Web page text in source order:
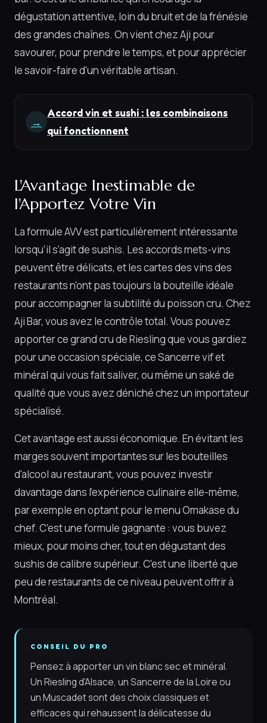
dégustation attentive, loin du bruit et de la frénésie
des grandes chaînes. On vient chez Aji pour
savourer, pour prendre le temps, et pour apprécier
le savoir-faire d'un véritable artisan.
→
Accord vin et sushi : les combinaisons
qui fonctionnent
L'Avantage Inestimable de
l'Apportez Votre Vin
La formule AVV est particulièrement intéressante
lorsqu'il s'agit de sushis. Les accords mets-vins
peuvent être délicats, et les cartes des vins des
restaurants n'ont pas toujours la bouteille idéale
pour accompagner la subtilité du poisson cru. Chez
Aji Bar, vous avez le contrôle total. Vous pouvez
apporter ce grand cru de Riesling que vous gardiez
pour une occasion spéciale, ce Sancerre vif et
minéral qui vous fait saliver, ou même un saké de
qualité que vous avez déniché chez un importateur
spécialisé.
Cet avantage est aussi économique. En évitant les
marges souvent importantes sur les bouteilles
d'alcool au restaurant, vous pouvez investir
davantage dans l'expérience culinaire elle-même,
par exemple en optant pour le menu Omakase du
chef. C'est une formule gagnante : vous buvez
mieux, pour moins cher, tout en dégustant des
sushis de calibre supérieur. C'est une liberté que
peu de restaurants de ce niveau peuvent offrir à
Montréal.
CONSEIL DU PRO
Pensez à apporter un vin blanc sec et minéral.
Un Riesling d'Alsace, un Sancerre de la Loire ou
un Muscadet sont des choix classiques et
efficaces qui rehaussent la délicatesse du